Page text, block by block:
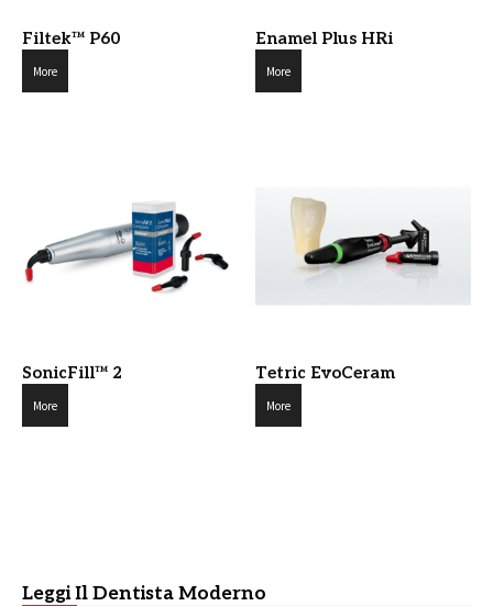
Filtek™ P60
More
Enamel Plus HRi
More
SonicFill™ 2
More
Tetric EvoCeram
More
Leggi Il Dentista Moderno